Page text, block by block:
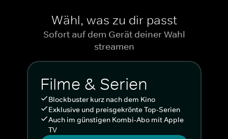
Wähl, was zu dir passt
Sofort auf dem Gerät deiner Wahl
streamen
Filme & Serien
Blockbuster kurz nach dem Kino
Exklusive und preisgekrönte Top-Serien
Auch im günstigen Kombi-Abo mit Apple
TV